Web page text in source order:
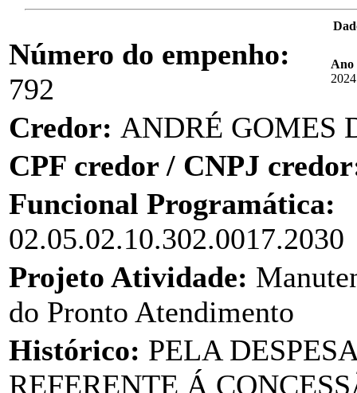
Número do empenho:
792
Ano
2024
Credor: ANDRÉ GOMES
CPF credor / CNPJ
Funcional Programática:
02.05.02.10.302.0017.2030
Projeto Atividade:
do Pronto Atendimento
Histórico: PELA
REFERENTE Á